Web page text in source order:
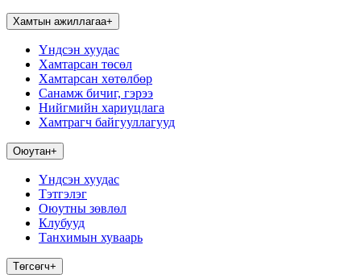
Хамтын ажиллагаа+
Үндсэн хуудас
Хамтарсан төсөл
Хамтарсан хөтөлбөр
Санамж бичиг, гэрээ
Нийгмийн хариуцлага
Хамтрагч байгууллагууд
Оюутан+
Үндсэн хуудас
Тэтгэлэг
Оюутны зөвлөл
Клубууд
Танхимын хуваарь
Төгсөгч+